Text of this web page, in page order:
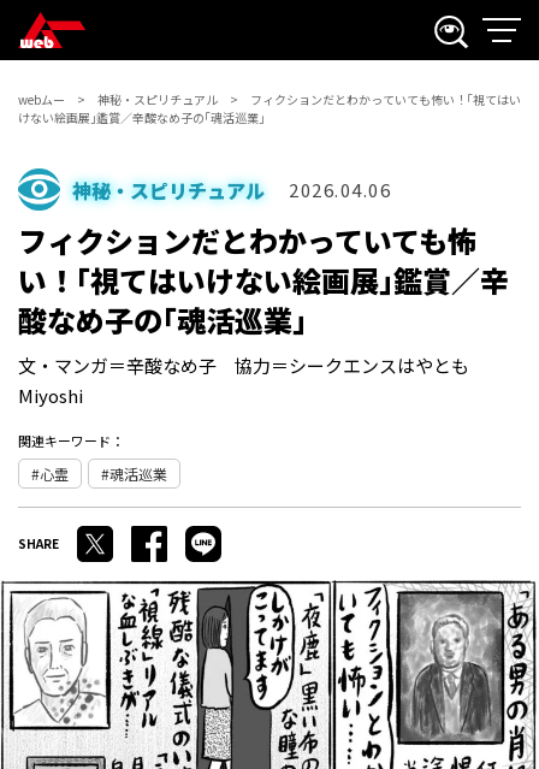
webムー 神秘・スピリチュアル
フィクションだとわかっていても怖い！｢視てはい
けない絵画展｣鑑賞／辛酸なめ子の｢魂活巡業｣
神秘・スピリチュアル 2026.04.06
フィクションだとわかっていても怖
い！｢視てはいけない絵画展｣鑑賞／辛
酸なめ子の｢魂活巡業｣
文・マンガ＝辛酸なめ子 協力＝シークエンスはやとも
Miyoshi
関連キーワード：
心霊 魂活巡業